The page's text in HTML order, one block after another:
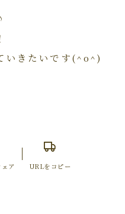
いきたいです(^o^)
ア URLをコピー